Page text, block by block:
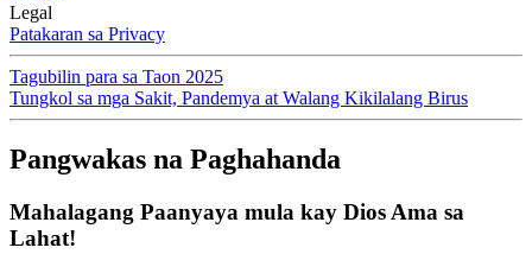
Legal
Patakaran sa Privacy
Tagubilin para sa Taon 2025
Tungkol sa mga Sakit, Pandemya at Walang Kikilalang Birus
Pangwakas na Paghahanda
Mahalagang Paanyaya mula kay Dios Ama sa
Lahat!